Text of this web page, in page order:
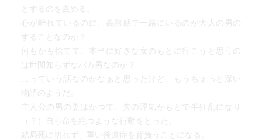
とするのを責める。
心が離れているのに、義務感で一緒にいるのが大人の男の
することなのか？
何もかも捨てて、本当に好きな女のもとに行こうと思うの
は世間知らずなバカ男なのか？
…っていう話なのかなぁと思ったけど、もうちょっと深い
物語のようだ。
主人公の男の妻はかつて、夫の浮気がもとで半狂乱になり
（？）自ら命を絶つような行動をとった。
結局死に切れず、重い後遺症を背負うことになる。